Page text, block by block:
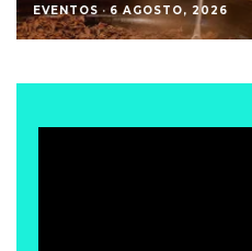
EVENTOS · 6 AGOSTO, 2026